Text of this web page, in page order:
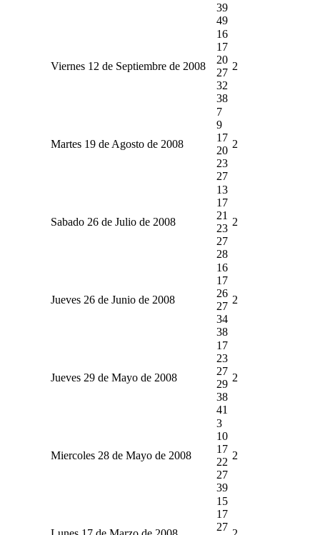
39
49
Viernes 12 de Septiembre de 2008
16
17
20
27
32
38
2
Martes 19 de Agosto de 2008
7
9
17
20
23
27
2
Sabado 26 de Julio de 2008
13
17
21
23
27
28
2
Jueves 26 de Junio de 2008
16
17
26
27
34
38
2
Jueves 29 de Mayo de 2008
17
23
27
29
38
41
2
Miercoles 28 de Mayo de 2008
3
10
17
22
27
39
2
15
17
27